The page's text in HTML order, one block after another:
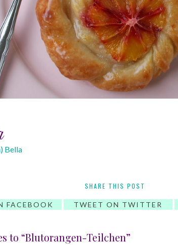
Bella
SHARE THIS POST
FACEBOOK TWEET ON TWITTER
to “Blutorangen-Teilchen”